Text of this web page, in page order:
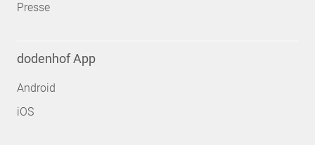
Presse
dodenhof App
Android
iOS